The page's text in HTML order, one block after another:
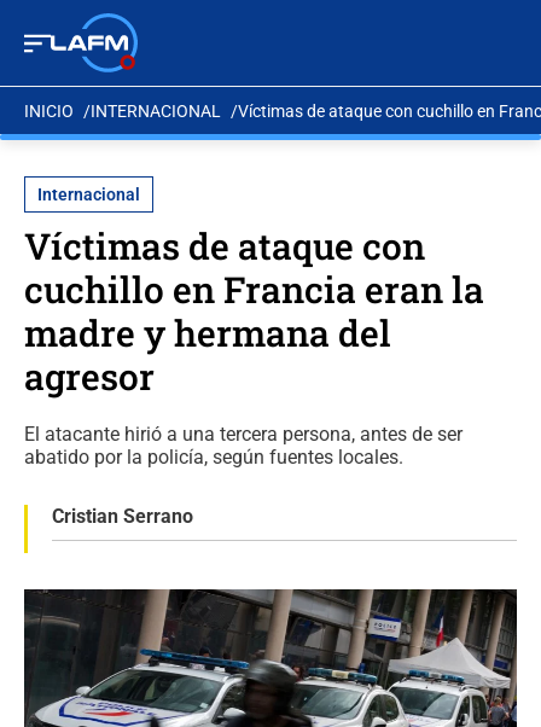
INICIO INTERNACIONAL Víctimas de ataque con cuchillo en
Internacional
Víctimas de ataque con
cuchillo en Francia eran la
madre y hermana del
agresor
El atacante hirió a una tercera persona, antes de ser
abatido por la policía, según fuentes locales.
Cristian Serrano